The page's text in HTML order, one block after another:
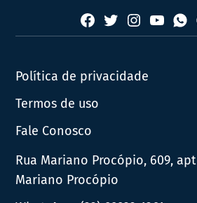
Facebook
TwitterInstagram
YouTube
Política de privacidade
Termos de uso
Fale Conosco
Rua Mariano Procópio, 609,
Mariano Procópio